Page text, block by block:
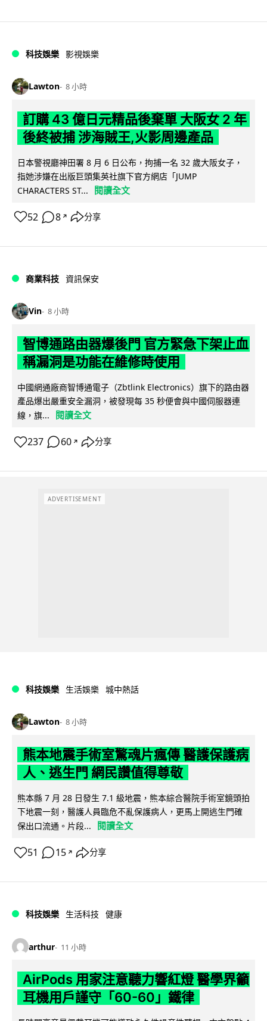
科技娛樂 影視娛樂
Lawton 8 小時
訂購 43 億日元精品後棄單 大阪女 2 年
後終被捕 涉海賊王,火影周邊產品
日本警視廳神田署 8 月 6 日公布，拘捕一名 32 歲大阪女子，
指她涉嫌在出版巨頭集英社旗下官方網店「JUMP
CHARACTERS ST...
閱讀全文
52 8 ↗ 分享
商業科技 資訊保安
Vin 8 小時
智博通路由器爆後門 官方緊急下架止血
稱漏洞是功能在維修時使用
中國網通廠商智博通電子（Zbtlink Electronics）旗下的路由器
產品爆出嚴重安全漏洞，被發現每 35 秒便會與中國伺服器連
線，旗...
閱讀全文
237 60 ↗ 分享
ADVERTISEMENT
科技娛樂 生活娛樂 城中熱話
Lawton 8 小時
熊本地震手術室驚魂片瘋傳 醫護保護病
人、逃生門 網民讚值得尊敬
熊本縣 7 月 28 日發生 7.1 級地震，熊本綜合醫院手術室鏡頭拍
下地震一刻，醫護人員臨危不亂保護病人，更馬上開逃生門確
保出口流通。片段...
閱讀全文
51 15 ↗ 分享
科技娛樂 生活科技 健康
arthur 11 小時
AirPods 用家注意聽力響紅燈 醫學界籲
耳機用戶謹守「60-60」鐵律